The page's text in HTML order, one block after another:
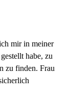
mir in meiner
habe, zu
zu finden. Frau